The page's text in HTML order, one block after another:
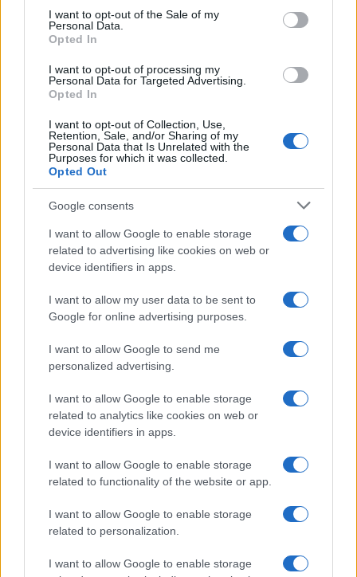
consent section.
I want to opt-out of the Sale of my
Personal Data.
Opted In
I want to opt-out of processing my
Personal Data for Targeted Advertising.
Opted In
I want to opt-out of Collection, Use,
Retention, Sale, and/or Sharing of my
Personal Data that Is Unrelated with the
Purposes for which it was collected.
Opted Out
Google consents
I want to allow Google to enable storage
related to advertising like cookies on web or
device identifiers in apps.
I want to allow my user data to be sent to
Google for online advertising purposes.
I want to allow Google to send me
personalized advertising.
I want to allow Google to enable storage
related to analytics like cookies on web or
device identifiers in apps.
I want to allow Google to enable storage
related to functionality of the website or app.
I want to allow Google to enable storage
related to personalization.
I want to allow Google to enable storage
F
a
ce
b
o
k
T
w
it
te
r
Pi
n
te
re
st
W
h
at
s
A
p
p
S
h
a
re
Articolo precedente
NOTIZIE RECENTI
arresti e 135 denunce
Tre milioni di euro dalla Provincia Gallura per
nuove aule nelle scuole di Olbia
Incidente sulla provinciale 125, paura tra Olbia e
Arzachena
Incidente sulla strada provinciale ad Arzachena,
un ferito
Sangue, musica e solidarietà con Avis Olbia al